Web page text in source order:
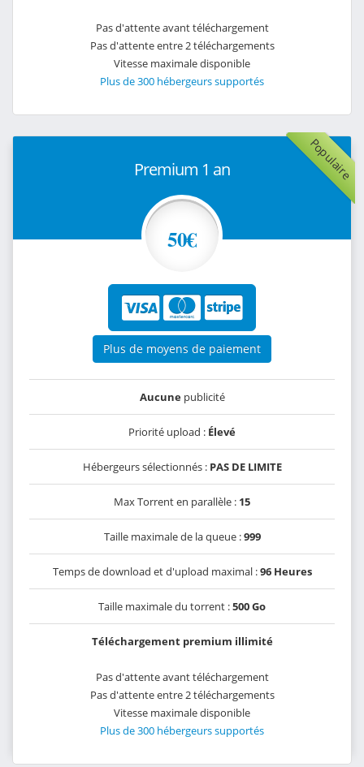
Pas d'attente avant téléchargement
Pas d'attente entre 2 téléchargements
Vitesse maximale disponible
Plus de 300 hébergeurs supportés
Populaire
Premium 1 an
50€
Plus de moyens de paiement
Aucunepublicité
Priorité upload : Élevé
Hébergeurs sélectionnés : PAS DE LIMITE
Max Torrent en parallèle : 15
Taille maximale de la queue :999
Temps de download et d'upload maximal :96 Heures
Taille maximale du torrent :500 Go
Téléchargement premium illimité
Pas d'attente avant téléchargement
Pas d'attente entre 2 téléchargements
Vitesse maximale disponible
Plus de 300 hébergeurs supportés